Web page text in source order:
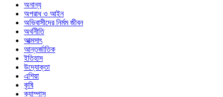
অনান্য
অপরাধ ও আইন
অভিবাসীদের নির্মম জীবন
অর্থনীতি
আত্মসাৎ
আন্তর্জাতিক
ইতিহাস
উদ্যোক্তা
এশিয়া
কৃষি
ক্যাম্পাস